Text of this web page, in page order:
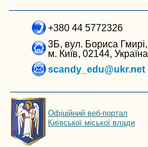
+380 44 5772326
3Б, вул. Бориса Гмирі,
м. Київ, 02144, Україна
scandy_edu@ukr.net
Офіційний веб-портал
Київської міської влади